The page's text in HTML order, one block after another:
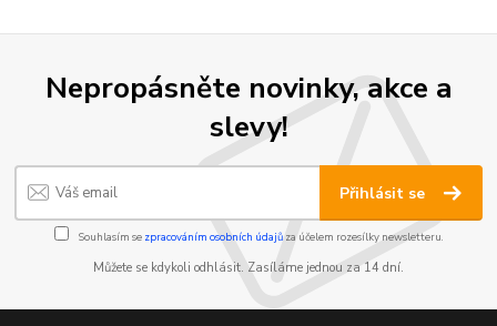
Nepropásněte novinky, akce a
slevy!
Přihlásit se
Souhlasím se zpracováním osobních údajůza účelem rozesílky newsletteru.
Můžete se kdykoli odhlásit. Zasíláme jednou za 14 dní.